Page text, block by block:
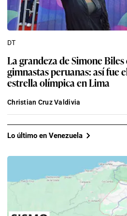
DT
La grandeza de Simone
gimnastas peruanas: así fue
estrella olímpica en Lima
Christian Cruz Valdivia
Lo último en Venezuela